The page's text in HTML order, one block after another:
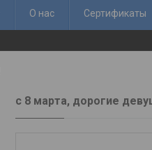
О нас Сертификаты
с 8 марта, дорогие